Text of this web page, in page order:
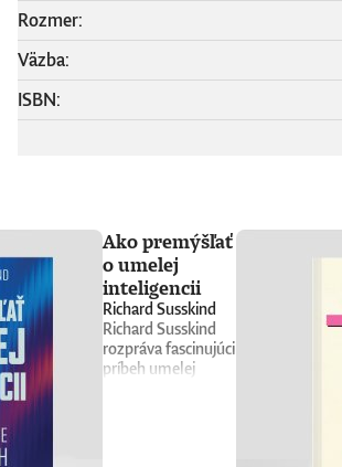
Rozmer:
Väzba:
ISBN:
Ako premýšľať
o umelej
inteligencii
Richard Susskind
Richard Susskind
rozpráva fascinujúci
príbeh umelej